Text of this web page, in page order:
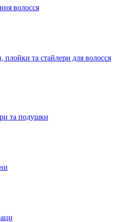
волосся
плойки та стайлери для волосся
та подушки